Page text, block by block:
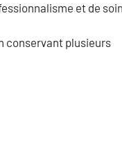
et de
conservant plusieurs